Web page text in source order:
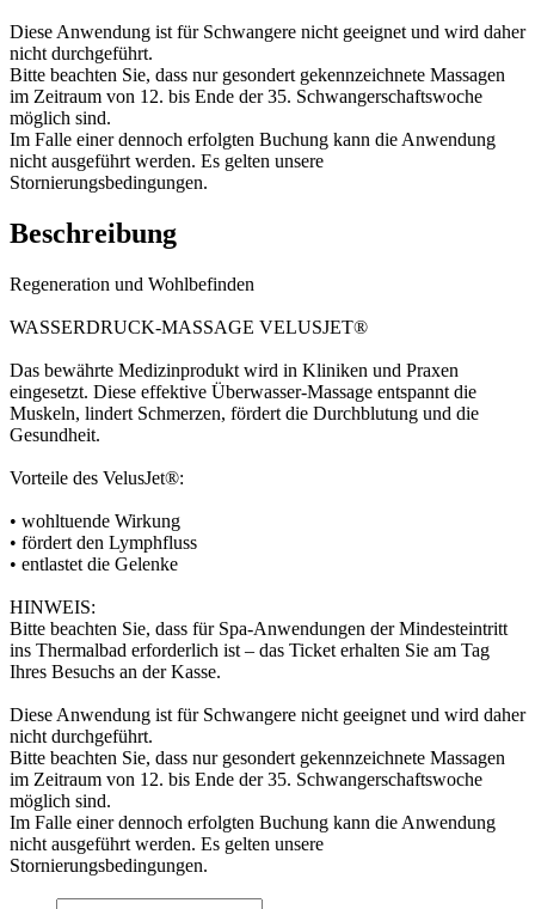
Diese Anwendung ist für Schwangere nicht geeignet und wird daher
nicht durchgeführt.
Bitte beachten Sie, dass nur gesondert gekennzeichnete Massagen
im Zeitraum von 12. bis Ende der 35. Schwangerschaftswoche
möglich sind.
Im Falle einer dennoch erfolgten Buchung kann die Anwendung
nicht ausgeführt werden. Es gelten unsere
Stornierungsbedingungen.
Beschreibung
Regeneration und Wohlbefinden
WASSERDRUCK-MASSAGE VELUSJET®
Das bewährte Medizinprodukt wird in Kliniken und Praxen
eingesetzt. Diese effektive Überwasser-Massage entspannt die
Muskeln, lindert Schmerzen, fördert die Durchblutung und die
Gesundheit.
Vorteile des VelusJet®:
• wohltuende Wirkung
• fördert den Lymphfluss
• entlastet die Gelenke
HINWEIS:
Bitte beachten Sie, dass für Spa-Anwendungen der Mindesteintritt
ins Thermalbad erforderlich ist – das Ticket erhalten Sie am Tag
Ihres Besuchs an der Kasse.
Diese Anwendung ist für Schwangere nicht geeignet und wird daher
nicht durchgeführt.
Bitte beachten Sie, dass nur gesondert gekennzeichnete Massagen
im Zeitraum von 12. bis Ende der 35. Schwangerschaftswoche
möglich sind.
Im Falle einer dennoch erfolgten Buchung kann die Anwendung
nicht ausgeführt werden. Es gelten unsere
Stornierungsbedingungen.